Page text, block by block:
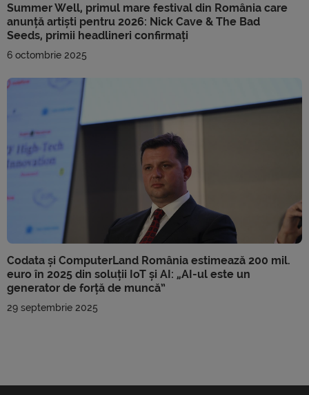
Summer Well, primul mare festival din România care
anunță artiști pentru 2026: Nick Cave & The Bad
Seeds, primii headlineri confirmați
6 octombrie 2025
Codata și ComputerLand România estimează 200 mil.
euro în 2025 din soluții IoT și AI: „AI-ul este un
generator de forță de muncă”
29 septembrie 2025